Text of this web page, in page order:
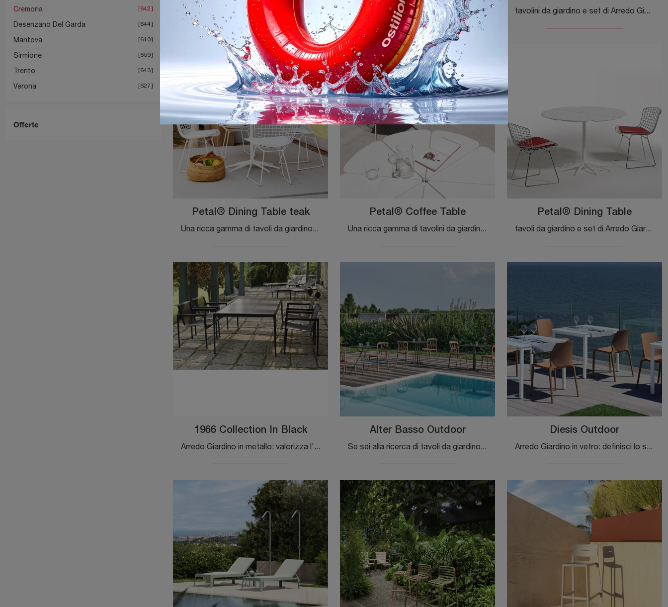
Cremona 642
Desenzano Del Garda 644
Mantova 610
Sirmione 659
Trento 643
Verona 627
Offerte
Arredo Giardino in metallo: definisci l'outdoor con svariate offerte di sedie da giardino del marchio Scab Design.
divani da giardino e set di Arredo Giardino dei migliori brand: scopri di più sul modello Flap Arredo da esterno di Scab Design, clicca subito!
tavolini da giardino e set di Arredo Giardino dei migliori brand: ottieni informazioni sul modello Swell Arredo da esterno di Knoll, clicca subito!
Petal® Dining Table teak
Una ricca gamma di tavoli da giardino in legno ti sta aspettando in negozio: clicca e scopri il modello Petal® Dining Table teak di Knoll.
Petal® Coffee Table
Una ricca gamma di tavolini da giardino in plastica ti sta aspettando nel nostro showroom: clicca e scopri il modello Petal® Coffee Table di Knoll.
Petal® Dining Table
tavoli da giardino e set di Arredo Giardino dei migliori produttori: scopri di più sul modello Petal® Dining Table di Knoll, clicca subito!
1966 Collection In Black
Arredo Giardino in metallo: valorizza l'outdoor con diverse soluzioni di sdraio dell'azienda Knoll.
Alter Basso Outdoor
Se sei alla ricerca di tavoli da giardino in HPL, clicca e scopri di più sul modello Alter Basso Outdoor del brand Bontempi.
Diesis Outdoor
Arredo Giardino in vetro: definisci lo spazio all'aperto con diverse soluzioni di tavoli da giardino del brand Bontempi.